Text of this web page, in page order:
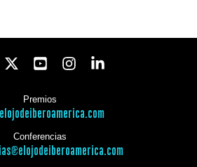
Premios
Conferencias